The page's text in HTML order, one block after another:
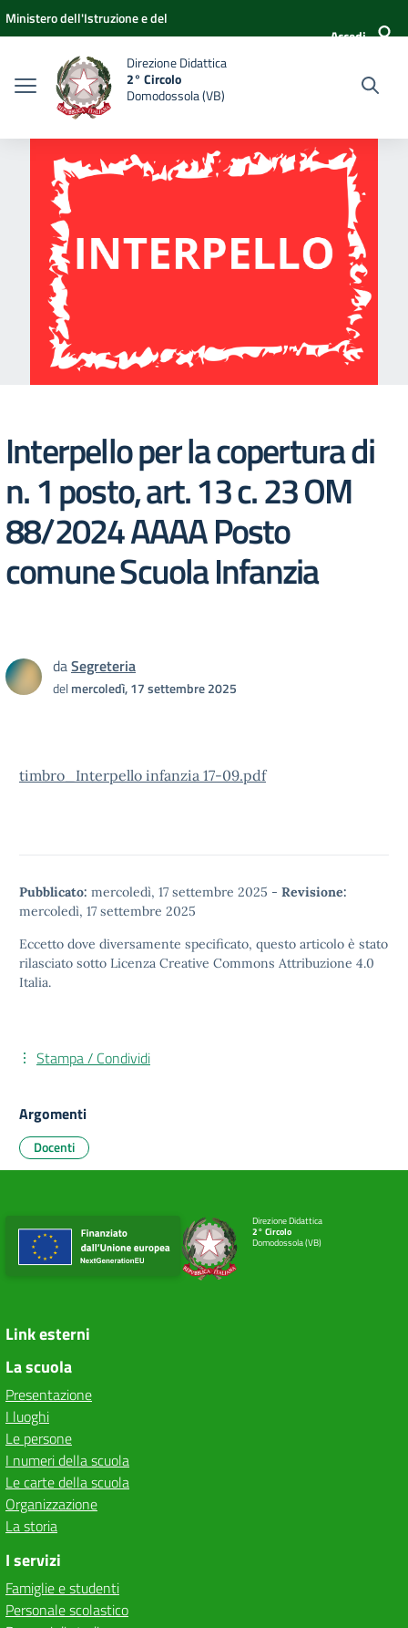
Vai ai contenuti
Vai al menu di navigazione
Vai al footer
Ministero dell'Istruzione e del
Accedi
Direzione Didattica
2° Circolo
Domodossola (VB)
Interpello per la copertura di
n. 1 posto, art. 13 c. 23 OM
88/2024 AAAA Posto
comune Scuola Infanzia
daSegreteria
delmercoledì, 17 settembre 2025
timbro_Interpello infanzia 17-09.pdf
Pubblicato: mercoledì, 17 settembre 2025 - Revisione:
mercoledì, 17 settembre 2025
Eccetto dove diversamente specificato, questo articolo è stato
rilasciato sotto Licenza Creative Commons Attribuzione 4.0
Italia.
Stampa / Condividi
Argomenti
Docenti
Direzione Didattica
2° Circolo
Domodossola (VB)
Link esterni
La scuola
Presentazione
I luoghi
Le persone
I numeri della scuola
Le carte della scuola
Organizzazione
La storia
I servizi
Famiglie e studenti
Personale scolastico